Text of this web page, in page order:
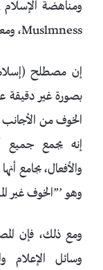
Muslmness، ومعاداة السامية anti-Semitism.
إن مصطلح
بصورة غير دقيقة
إنه يجمع جميع
والأفعال، بجامع
وهو ’”الخوف غير
ومع ذلك، فإن
وسائل الإعلام